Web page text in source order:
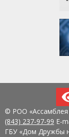
© РОО «Ассамблея
(843) 237-97-99 E-
ГБУ «Дом Дружбы